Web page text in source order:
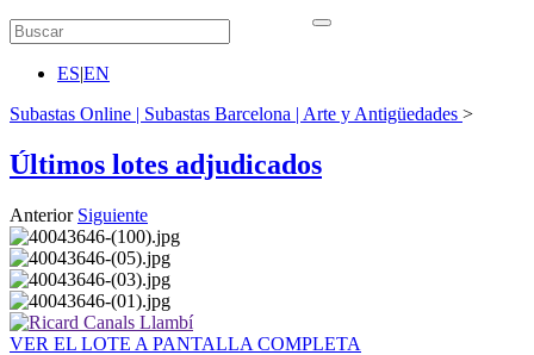
ES|EN
Subastas Online | Subastas Barcelona | Arte y Antigüedades >
Últimos lotes adjudicados
Anterior Siguiente
VER EL LOTE A PANTALLA COMPLETA